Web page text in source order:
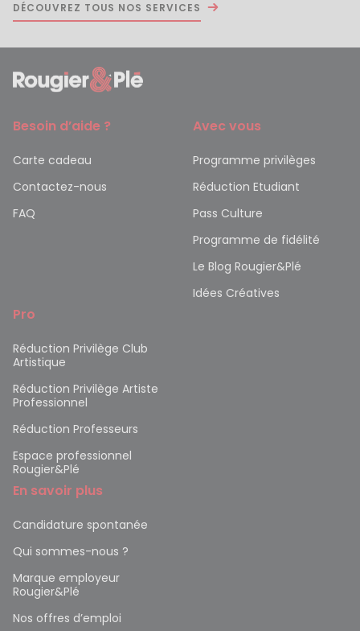
DÉCOUVREZ TOUS NOS SERVICES
Besoin d’aide ?
Carte cadeau
Contactez-nous
FAQ
Avec vous
Programme privilèges
Réduction Etudiant
Pass Culture
Programme de fidélité
Le Blog Rougier&Plé
Idées Créatives
Pro
Réduction Privilège Club
Artistique
Réduction Privilège Artiste
Professionnel
Réduction Professeurs
Espace professionnel
Rougier&Plé
En savoir plus
Candidature spontanée
Qui sommes-nous ?
Marque employeur
Rougier&Plé
Nos offres d’emploi